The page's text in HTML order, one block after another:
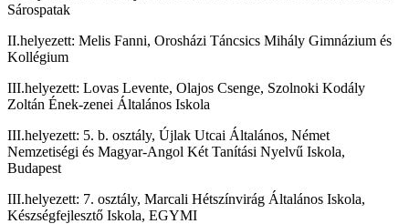
Sárospatak
II.helyezett: Melis Fanni, Orosházi Táncsics Mihály Gimnázium és
Kollégium
III.helyezett: Lovas Levente, Olajos Csenge, Szolnoki Kodály
Zoltán Ének-zenei Általános Iskola
III.helyezett: 5. b. osztály, Újlak Utcai Általános, Német
Nemzetiségi és Magyar-Angol Két Tanítási Nyelvű Iskola,
Budapest
III.helyezett: 7. osztály, Marcali Hétszínvirág Általános Iskola,
Készségfejlesztő Iskola, EGYMI